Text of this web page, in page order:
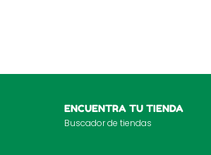
ENCUENTRA TU TIENDA
Buscador de tiendas